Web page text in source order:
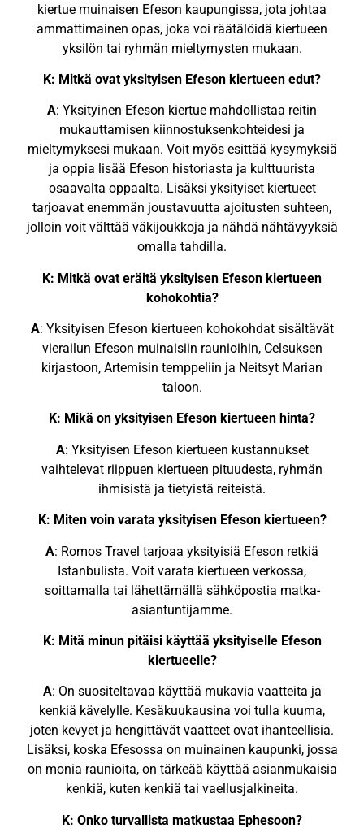
kiertue muinaisen Efeson kaupungissa, jota johtaa
ammattimainen opas, joka voi räätälöidä kiertueen
yksilön tai ryhmän mieltymysten mukaan.
K: Mitkä ovat yksityisen Efeson kiertueen edut?
A: Yksityinen Efeson kiertue mahdollistaa reitin
mukauttamisen kiinnostuksenkohteidesi ja
mieltymyksesi mukaan. Voit myös esittää kysymyksiä
ja oppia lisää Efeson historiasta ja kulttuurista
osaavalta oppaalta. Lisäksi yksityiset kiertueet
tarjoavat enemmän joustavuutta ajoitusten suhteen,
jolloin voit välttää väkijoukkoja ja nähdä nähtävyyksiä
omalla tahdilla.
K: Mitkä ovat eräitä yksityisen Efeson kiertueen
kohokohtia?
A: Yksityisen Efeson kiertueen kohokohdat sisältävät
vierailun Efeson muinaisiin raunioihin, Celsuksen
kirjastoon, Artemisin temppeliin ja Neitsyt Marian
taloon.
K: Mikä on yksityisen Efeson kiertueen hinta?
A: Yksityisen Efeson kiertueen kustannukset
vaihtelevat riippuen kiertueen pituudesta, ryhmän
ihmisistä ja tietyistä reiteistä.
K: Miten voin varata yksityisen Efeson kiertueen?
A: Romos Travel tarjoaa yksityisiä Efeson retkiä
Istanbulista. Voit varata kiertueen verkossa,
soittamalla tai lähettämällä sähköpostia matka-
asiantuntijamme.
K: Mitä minun pitäisi käyttää yksityiselle Efeson
kiertueelle?
A: On suositeltavaa käyttää mukavia vaatteita ja
kenkiä kävelylle. Kesäkuukausina voi tulla kuuma,
joten kevyet ja hengittävät vaatteet ovat ihanteellisia.
Lisäksi, koska Efesossa on muinainen kaupunki, jossa
on monia raunioita, on tärkeää käyttää asianmukaisia
kenkiä, kuten kenkiä tai vaellusjalkineita.
K: Onko turvallista matkustaa Ephesoon?